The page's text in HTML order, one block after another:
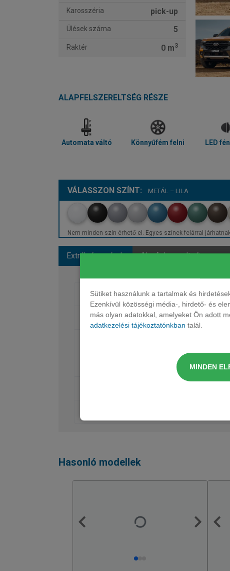
Sütiket használunk a tartalmak és
Ezenkívül közösségi média-, hirdető- és
más olyan adatokkal, amelyeket Ön adott
adatkezelési tájékoztatónkban talál.
MINDEN
Karosszéria pick-up
Ülések száma 5
Raktér 0 m3
ALAPFELSZERELTSÉG RÉSZE
Automata váltó Könnyűfém felni LED
VÁLASSZON SZÍNT: METÁL – LILA
Nem minden szín érhető el. Egyes színek felárral
Extrák és színek Alapfelszereltség
Fényezés
Belső felszereltség
Hasonló modellek